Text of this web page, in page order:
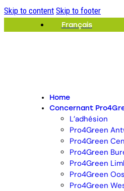
Skip to content Skip to footer
Français
Home
Concernant
L’adhésion
Pro4Green
Pro4Green
Pro4Green
Pro4Green
Pro4Green
Pro4Green